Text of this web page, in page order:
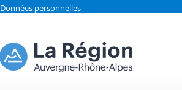
Données personnelles